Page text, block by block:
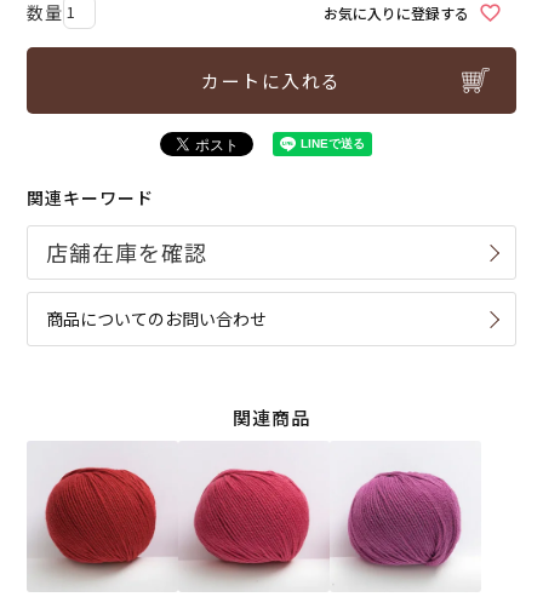
お気に入りに登録する
カートに入れる
関連キーワード
商品についてのお問い合わせ
関連商品